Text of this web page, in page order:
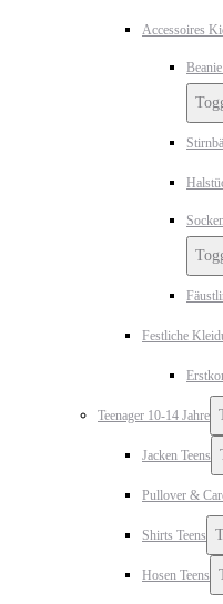
Accessoires
Festliche
Teenager 10-14 Jahre
Jacken Teens
Pullover &
Shirts Teens
Hosen Teens